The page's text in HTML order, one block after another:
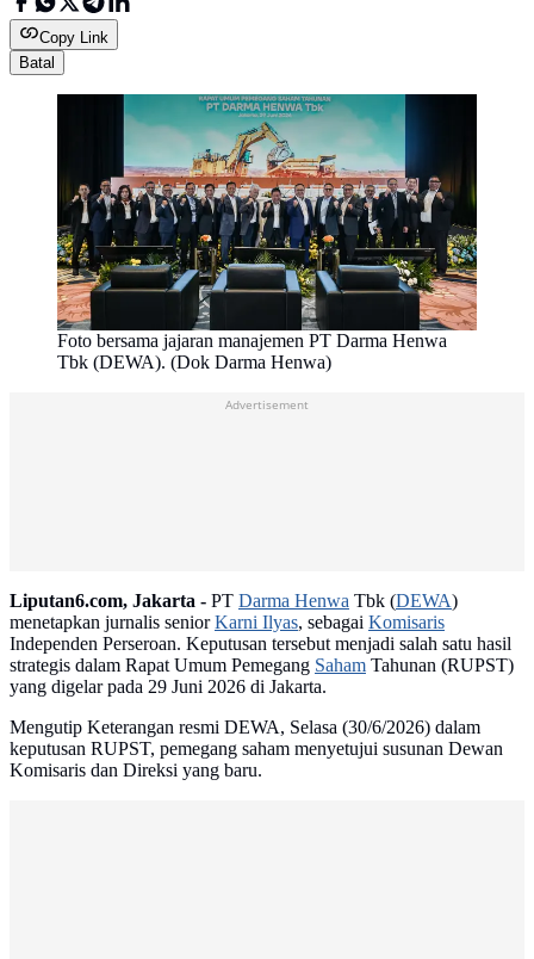
Copy Link
Batal
Foto bersama jajaran manajemen PT Darma Henwa
Tbk (DEWA). (Dok Darma Henwa)
Advertisement
Liputan6.com, Jakarta - PT Darma Henwa Tbk (DEWA)
menetapkan jurnalis seniorKarni Ilyas, sebagai Komisaris
Independen Perseroan. Keputusan tersebut menjadi salah satu hasil
strategis dalam Rapat Umum Pemegang Saham Tahunan (RUPST)
yang digelar pada 29 Juni 2026 di Jakarta.
Mengutip Keterangan resmi DEWA, Selasa (30/6/2026) dalam
keputusan RUPST, pemegang saham menyetujui susunan Dewan
Komisaris dan Direksi yang baru.